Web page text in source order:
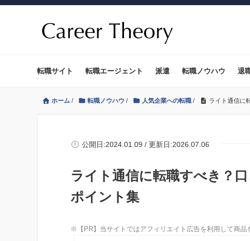
転職サイト 転職エージェント 派遣 転職ノウハウ 退
ホーム / 転職ノウハウ / 人気企業への転職 / ライト通信に
公開日:2024.01.09 / 更新日:2026.07.06
ライト通信に転職すべき？
ポイント集